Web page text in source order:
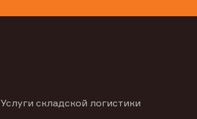
Услуги складской логистики